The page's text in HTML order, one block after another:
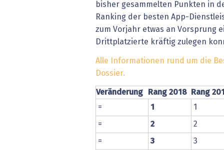
» alle News
EU-
» alle
bisher gesammelten Punkten in
Ranking der besten App-
zum Vorjahr etwas an Vorsprung
Drittplatzierte kräftig zulegen
Alle Informationen rund um die
Dossier.
Veränderung Rang 2018 Rang
=
1 1
= 2 2
= 3 3